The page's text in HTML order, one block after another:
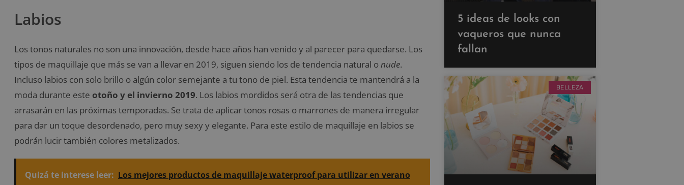
Labios
Los tonos naturales no son una innovación, desde hace años han venido y al parecer para quedarse. Los
tipos de maquillaje que más se van a llevar en 2019, siguen siendo los de tendencia natural onude.
Incluso labios con solo brillo o algún color semejante a tu tono de piel. Esta tendencia te mantendrá a la
moda durante este otoño y el invierno 2019. Los labios mordidos será otra de las tendencias que
arrasarán en las próximas temporadas. Se trata de aplicar tonos rosas o marrones de manera irregular
para dar un toque desordenado, pero muy sexy y elegante. Para este estilo de maquillaje en labios se
podrán lucir también colores metalizados.
Quizá te interese leer: Los mejores productos de maquillaje waterproof para utilizar en verano
5 ideas de looks con
vaqueros que nunca
fallan
BELLEZA